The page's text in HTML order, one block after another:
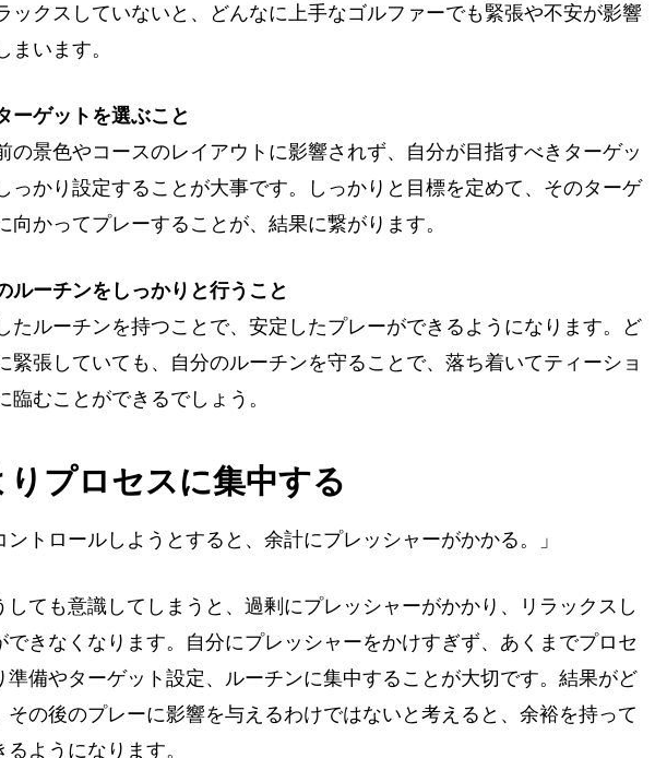
ックスしていないと、どんなに上手なゴルファーでも緊張や不安が影響
まいます。
ーゲットを選ぶこと
の景色やコースのレイアウトに影響されず、自分が目指すべきターゲッ
っかり設定することが大事です。しっかりと目標を定めて、そのターゲ
向かってプレーすることが、結果に繋がります。
ルーチンをしっかりと行うこと
たルーチンを持つことで、安定したプレーができるようになります。ど
緊張していても、自分のルーチンを守ることで、落ち着いてティーショ
臨むことができるでしょう。
プロセスに集中する
ントロールしようとすると、余計にプレッシャーがかかる。」
しても意識してしまうと、過剰にプレッシャーがかかり、リラックスし
できなくなります。自分にプレッシャーをかけすぎず、あくまでプロセ
準備やターゲット設定、ルーチンに集中することが大切です。結果がど
その後のプレーに影響を与えるわけではないと考えると、余裕を持って
ようになります。